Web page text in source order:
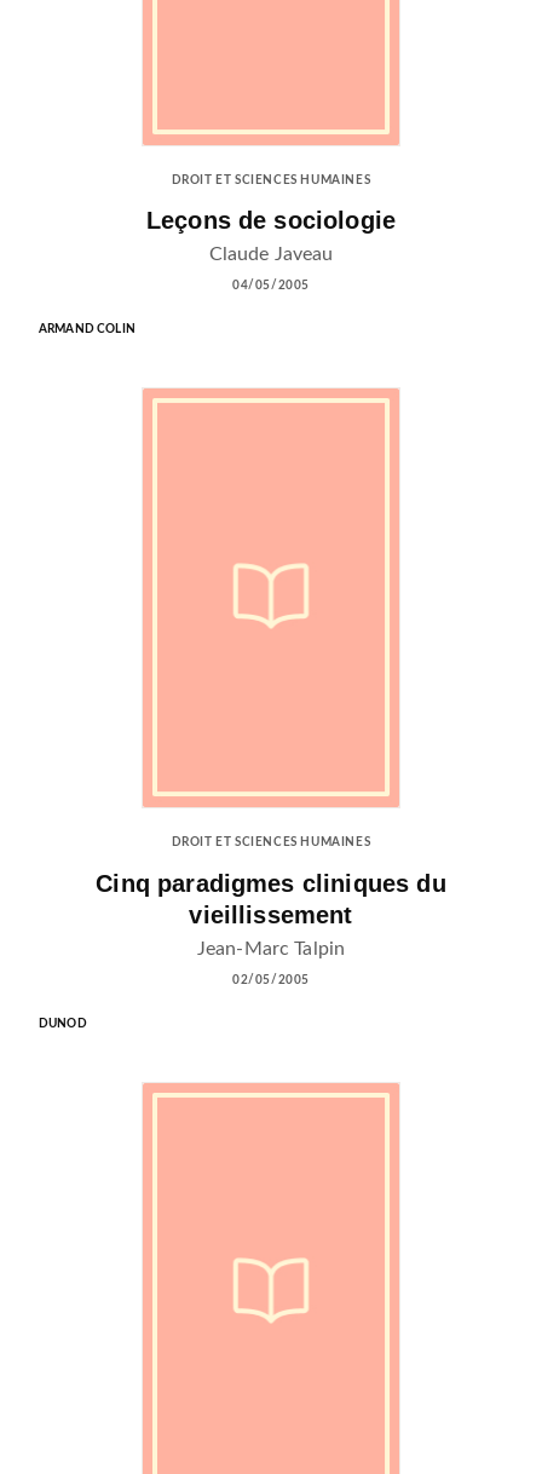
DROIT ET SCIENCES HUMAINES
Leçons de sociologie
Claude Javeau
04/05/2005
ARMAND COLIN
DROIT ET SCIENCES HUMAINES
Cinq paradigmes cliniques du
vieillissement
Jean-Marc Talpin
02/05/2005
DUNOD